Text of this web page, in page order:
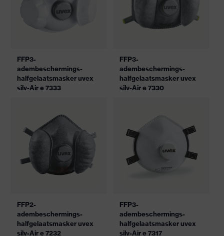
FFP3-
adembeschermings-
halfgelaatsmasker uvex
silv-Air e 7333
FFP3-
adembeschermings-
halfgelaatsmasker uvex
silv-Air e 7330
FFP2-
adembeschermings-
halfgelaatsmasker uvex
silv-Air e 7232
FFP3-
adembeschermings-
halfgelaatsmasker uvex
silv-Air e 7317